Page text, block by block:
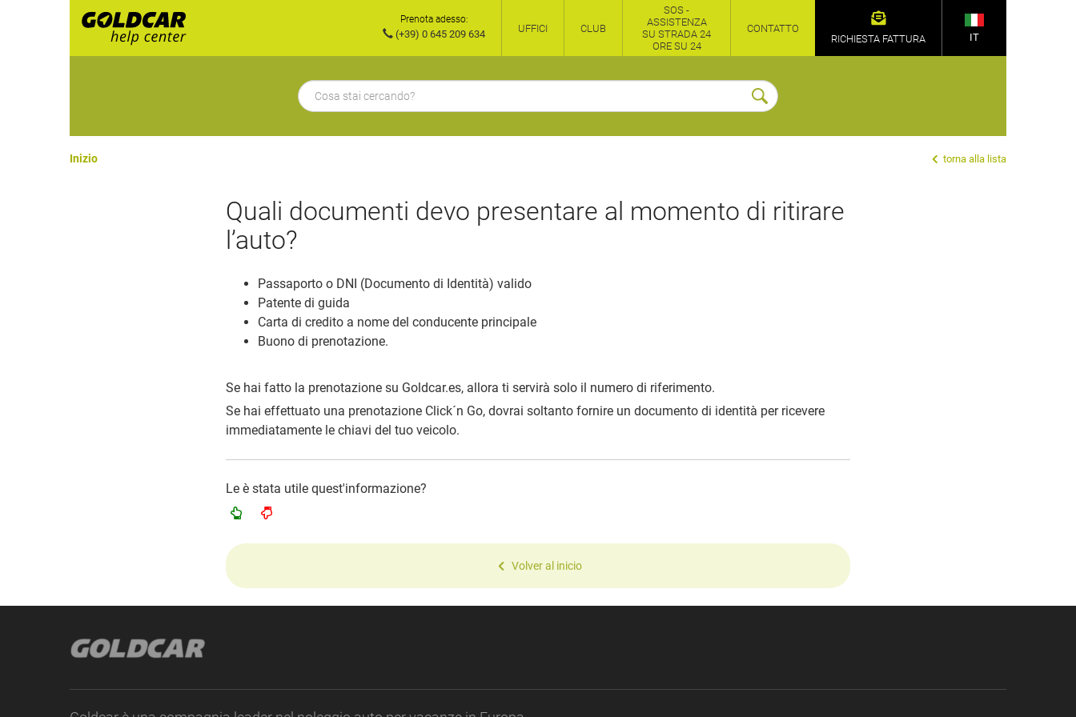
Prenota adesso:
(+39) 0 645 209 634 UFFICI CLUB
SOS -
ASSISTENZA
SU STRADA 24
ORE SU 24
CONTATTO
RICHIESTA FATTURA
IT
Inizio torna alla lista
Quali documenti devo presentare al momento di ritirare
l’auto?
Passaporto o DNI (Documento di Identità) valido
Patente di guida
Carta di credito a nome del conducente principale
Buono di prenotazione.
Se hai fatto la prenotazione su Goldcar.es, allora ti servirà solo il numero di riferimento.
Se hai effettuato una prenotazione Click´n Go, dovrai soltanto fornire un documento di identità per ricevere
immediatamente le chiavi del tuo veicolo.
Le è stata utile quest'informazione?
Volver al inicio